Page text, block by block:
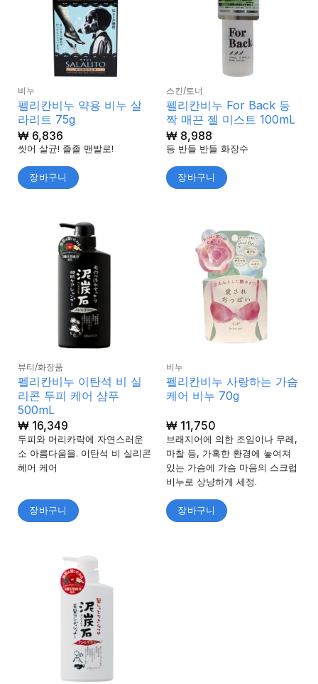
비누
펠리칸비누 약용 비누 살
라리트 75g
₩6,836
씻어 살균! 졸졸 맨발로!
장바구니
스킨/토너
펠리칸비누 For Back 등
짝 매끈 젤 미스트 100mL
₩8,988
등 반들 반들 화장수
장바구니
뷰티/화장품
펠리칸비누 이탄석 비 실
리콘 두피 케어 샴푸
500mL
₩16,349
두피와 머리카락에 자연스러운
소 아름다움을. 이탄석 비 실리콘
헤어 케어
장바구니
비누
펠리칸비누 사랑하는 가슴
케어 비누 70g
₩11,750
브래지어에 의한 조임이나 무레,
마찰 등, 가혹한 환경에 놓여져
있는 가슴에 가슴 마음의 스크럽
비누로 상냥하게 세정.
장바구니